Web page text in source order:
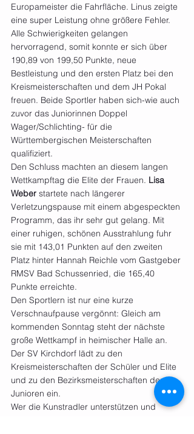
Europameister die Fahrfläche. Linus zeigte
eine super Leistung ohne größere Fehler.
Alle Schwierigkeiten gelangen
hervorragend, somit konnte er sich über
190,89 von 199,50 Punkte, neue
Bestleistung und den ersten Platz bei den
Kreismeisterschaften und dem JH Pokal
freuen. Beide Sportler haben sich-wie auch
zuvor das Juniorinnen Doppel
Wager/Schlichting- für die
Württembergischen Meisterschaften
qualifiziert.
Den Schluss machten an diesem langen
Wettkampftag die Elite der Frauen. Lisa
Weber startete nach längerer
Verletzungspause mit einem abgespeckten
Programm, das ihr sehr gut gelang. Mit
einer ruhigen, schönen Ausstrahlung fuhr
sie mit 143,01 Punkten auf den zweiten
Platz hinter Hannah Reichle vom Gastgeber
RMSV Bad Schussenried, die 165,40
Punkte erreichte.
Den Sportlern ist nur eine kurze
Verschnaufpause vergönnt: Gleich am
kommenden Sonntag steht der nächste
große Wettkampf in heimischer Halle an.
Der SV Kirchdorf lädt zu den
Kreismeisterschaften der Schüler und Elite
und zu den Bezirksmeisterschaften der
Junioren ein.
Wer die Kunstradler unterstützen und